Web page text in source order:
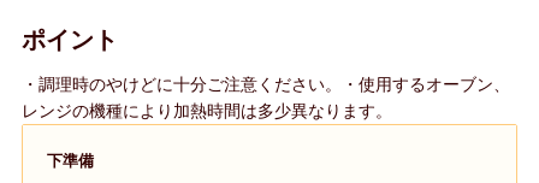
ポイント
・調理時のやけどに十分ご注意ください。・使用するオーブン、
レンジの機種により加熱時間は多少異なります。
下準備